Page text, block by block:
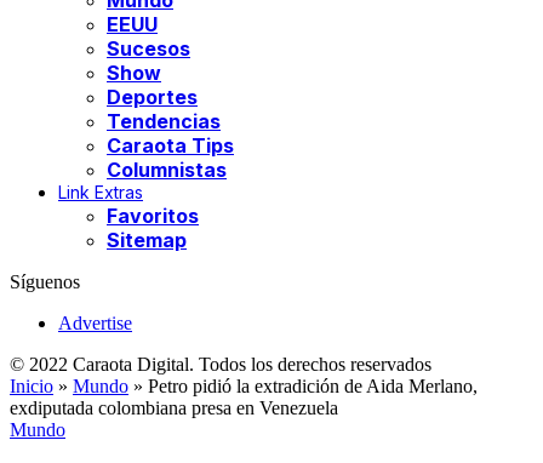
EEUU
Sucesos
Show
Deportes
Tendencias
Caraota Tips
Columnistas
Link Extras
Favoritos
Sitemap
Síguenos
Advertise
© 2022 Caraota Digital. Todos los derechos reservados
Inicio » Mundo » Petro pidió la extradición de Aida Merlano,
exdiputada colombiana presa en Venezuela
Mundo